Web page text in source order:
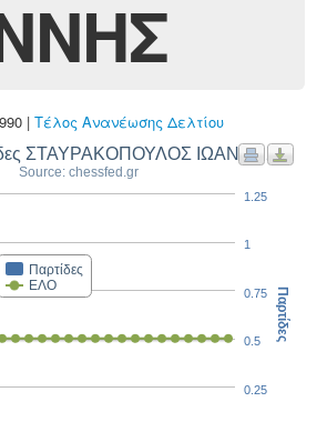
| Τέλος Ανανέωσης Δελτίου
ΣΤΑΥΡΑΚΟΠΟΥΛΟΣ ΙΩΑΝΝΗΣ
Source: chessfed.gr
Παρτίδες
ΕΛΟ
0.25
0.5
0.75
1
1.25
Παρτίδες